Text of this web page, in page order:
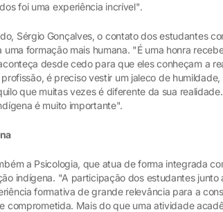
foi uma experiência incrível".
Sérgio Gonçalves, o contato dos estudantes
formação mais humana. "É uma honra
desde cedo para que eles conheçam a
é preciso vestir um jaleco de humildade,
que muitas vezes é diferente da sua realidade.
é muito importante".
a Psicologia, que atua de forma integrada
indígena. "A participação dos estudantes junto
formativa de grande relevância para a
comprometida. Mais do que uma atividade